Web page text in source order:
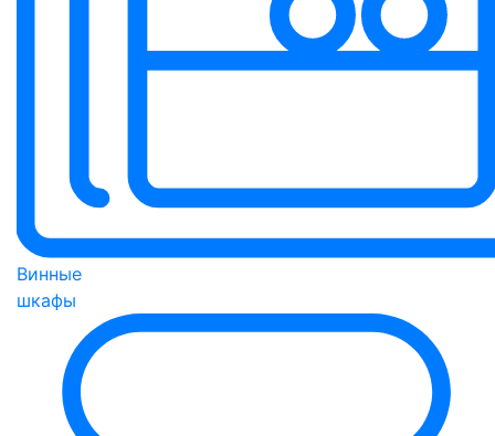
Винные
шкафы